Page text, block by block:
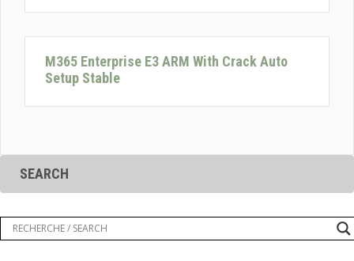
M365 Enterprise E3 ARM With Crack Auto
Setup Stable
SEARCH